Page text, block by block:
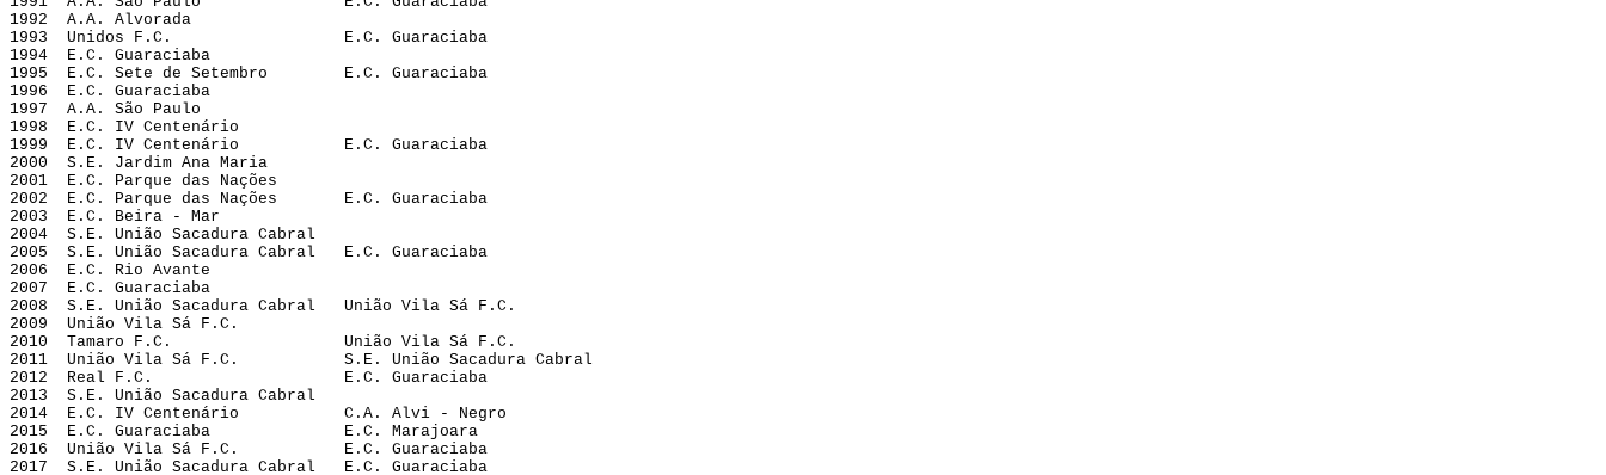
1992  A.A. Alvorada
1993  Unidos F.C.                  E.C. Guaraciaba
1994  E.C. Guaraciaba
1995  E.C. Sete de Setembro        E.C. Guaraciaba
1996  E.C. Guaraciaba
1997  A.A. São Paulo
1998  E.C. IV Centenário
1999  E.C. IV Centenário           E.C. Guaraciaba
2000  S.E. Jardim Ana Maria
2001  E.C. Parque das Nações
2002  E.C. Parque das Nações       E.C. Guaraciaba
2003  E.C. Beira - Mar
2004  S.E. União Sacadura Cabral
2005  S.E. União Sacadura Cabral   E.C. Guaraciaba
2006  E.C. Rio Avante
2007  E.C. Guaraciaba
2008  S.E. União Sacadura Cabral   União Vila Sá F.C.
2009  União Vila Sá F.C.
2010  Tamaro F.C.                  União Vila Sá F.C.
2011  União Vila Sá F.C.           S.E. União Sacadura Cabral
2012  Real F.C.                    E.C. Guaraciaba
2013  S.E. União Sacadura Cabral
2014  E.C. IV Centenário           C.A. Alvi - Negro
2015  E.C. Guaraciaba              E.C. Marajoara
2016  União Vila Sá F.C.           E.C. Guaraciaba
2017  S.E. União Sacadura Cabral   E.C. Guaraciaba